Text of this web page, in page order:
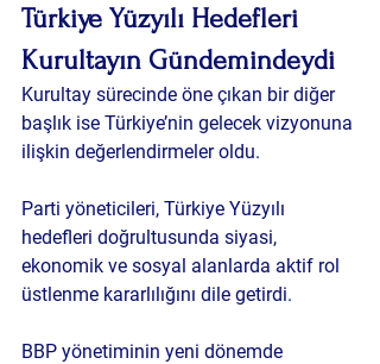
Türkiye Yüzyılı Hedefleri
Kurultayın Gündemindeydi
Kurultay sürecinde öne çıkan bir diğer
başlık ise Türkiye’nin gelecek vizyonuna
ilişkin değerlendirmeler oldu.
Parti yöneticileri, Türkiye Yüzyılı
hedefleri doğrultusunda siyasi,
ekonomik ve sosyal alanlarda aktif rol
üstlenme kararlılığını dile getirdi.
BBP yönetiminin yeni dönemde